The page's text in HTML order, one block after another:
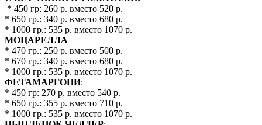
* 450 гр: 260 р. вместо 520 р.
* 650 гр.: 340 р. вместо 680 р.
* 1000 гр.: 535 р. вместо 1070 р.
МОЦАРЕЛЛА
* 470 гр.: 250 р. вместо 500 р.
* 670 гр.: 340 р. вместо 680 р.
* 1000 гр.: 535 р. вместо 1070 р.
ФЕТАМАРГОНИ:
* 450 гр: 270 р. вместо 540 р.
* 650 гр.: 355 р. вместо 710 р.
* 1000 гр.: 535 р. вместо 1070 р.